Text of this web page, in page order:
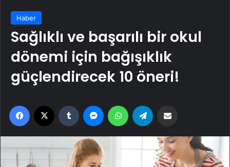
Haber
Sağlıklı ve başarılı bir okul
dönemi için bağışıklık
güçlendirecek 10 öneri!
Facebook Tumblr MessengerWhatsApp